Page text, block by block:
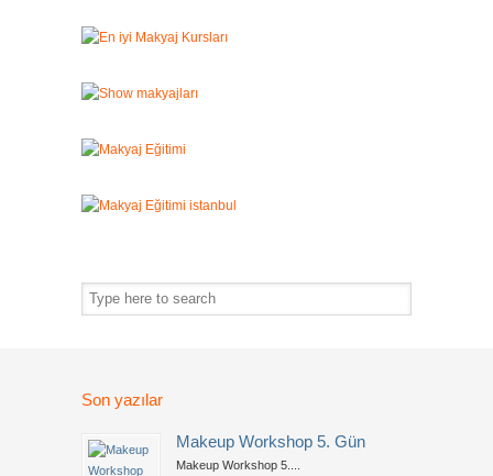
Son yazılar
Makeup Workshop 5. Gün
Makeup Workshop 5....